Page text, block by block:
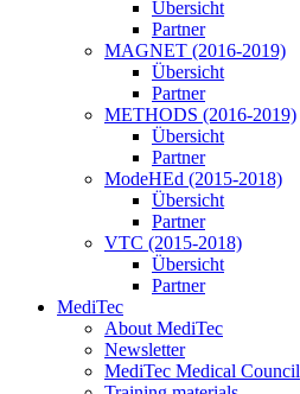
Übersicht
Partner
MAGNET (2016-2019)
Übersicht
Partner
METHODS (2016-2019)
Übersicht
Partner
ModeHEd (2015-2018)
Übersicht
Partner
VTC (2015-2018)
Übersicht
Partner
MediTec
About MediTec
Newsletter
MediTec Medical Council